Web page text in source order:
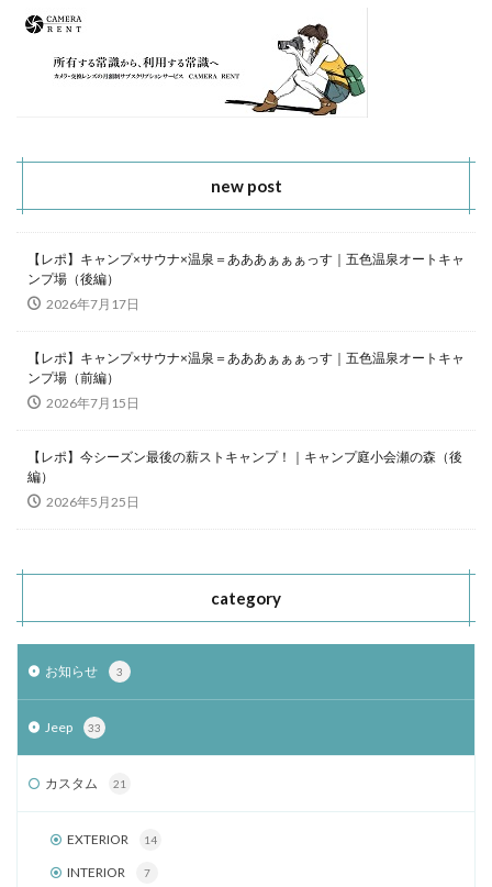
new post
【レポ】キャンプ×サウナ×温泉＝あああぁぁぁっす｜五色温泉オートキャ
ンプ場（後編）
2026年7月17日
【レポ】キャンプ×サウナ×温泉＝あああぁぁぁっす｜五色温泉オートキャ
ンプ場（前編）
2026年7月15日
【レポ】今シーズン最後の薪ストキャンプ！｜キャンプ庭小会瀬の森（後
編）
2026年5月25日
category
お知らせ 3
Jeep 33
カスタム 21
EXTERIOR 14
INTERIOR 7